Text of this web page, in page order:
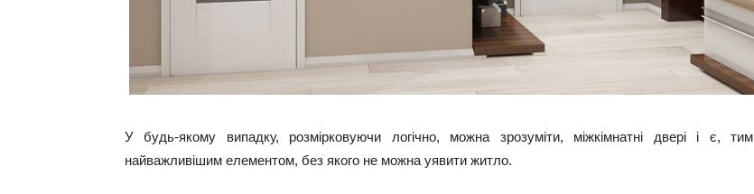
У будь-якому випадку, розмірковуючи логічно, можна зрозуміти, міжкімнатні двері і є, тим
найважливішим елементом, без якого не можна уявити житло.